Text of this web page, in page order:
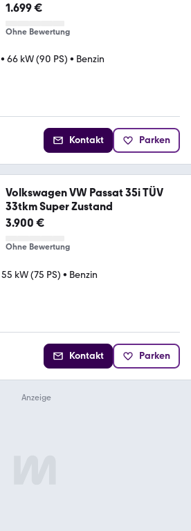
1.699 €
Ohne Bewertung
• 66 kW (90 PS) • Benzin
Kontakt Parken
Volkswagen VW Passat 35i TÜV
33tkm Super Zustand
3.900 €
Ohne Bewertung
55 kW (75 PS) • Benzin
Kontakt Parken